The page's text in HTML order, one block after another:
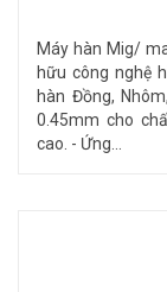
Máy hàn Mig/
hữu công nghệ
hàn Đồng,
0.45mm cho
cao. - Ứng...